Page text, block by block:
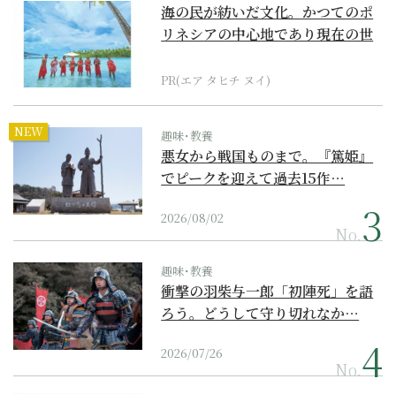
海の民が紡いだ文化。かつてのポ
リネシアの中心地であり現在の世
PR(エア タヒチ ヌイ)
NEW 趣味･教養
悪女から戦国ものまで。『篤姫』
でピークを迎えて過去15作…
2026/08/02
No.
趣味･教養
衝撃の羽柴与一郎「初陣死」を語
ろう。どうして守り切れなか…
2026/07/26
No.